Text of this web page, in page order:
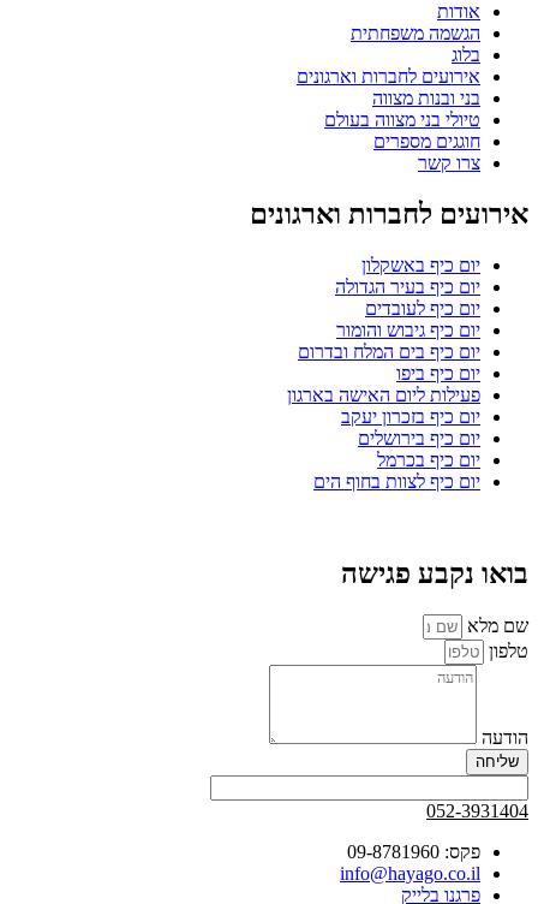
אודות
הגשמה משפחתית
בלוג
אירועים לחברות וארגונים
בני ובנות מצווה
טיולי בני מצווה בעולם
חוגגים מספרים
צרו קשר
אירועים לחברות וארגונים
יום כיף באשקלון
יום כיף בעיר הגדולה
יום כיף לעובדים
יום כיף גיבוש והומור
יום כיף בים המלח ובדרום
יום כיף ביפו
פעילות ליום האישה בארגון
יום כיף בזכרון יעקב
יום כיף בירושלים
יום כיף בכרמל
יום כיף לצוות בחוף הים
בואו נקבע פגישה
שם מלא
טלפון
הודעה
שליחה
052-3931404
פקס: 09-8781960
info@hayago.co.il
פרגנו בלייק